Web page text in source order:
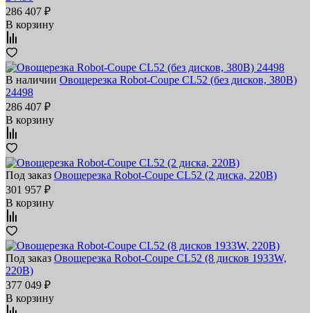
286 407 ₽
В корзину
В наличии Овощерезка Robot-Coupe CL52 (без дисков, 380В)
24498
286 407 ₽
В корзину
Под заказ Овощерезка Robot-Coupe CL52 (2 диска, 220В)
301 957 ₽
В корзину
Под заказ Овощерезка Robot-Coupe CL52 (8 дисков 1933W,
220В)
377 049 ₽
В корзину